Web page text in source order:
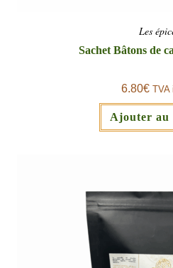
Les
Sachet Bâtons de
6.80€ TVA
Ajouter au